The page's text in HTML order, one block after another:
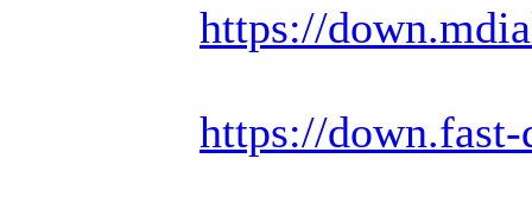
https://
https://